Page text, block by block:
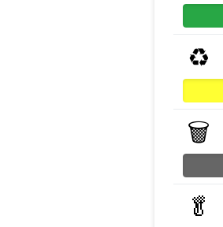
♻️
🗑️
🥬